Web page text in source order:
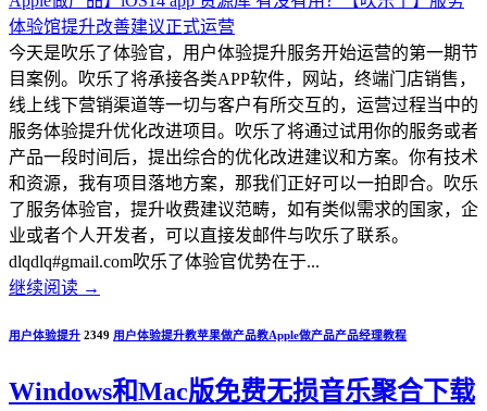
今天是吹乐了体验官，用户体验提升服务开始运营的第一期节
目案例。吹乐了将承接各类APP软件，网站，终端门店销售，
线上线下营销渠道等一切与客户有所交互的，运营过程当中的
服务体验提升优化改进项目。吹乐了将通过试用你的服务或者
产品一段时间后，提出综合的优化改进建议和方案。你有技术
和资源，我有项目落地方案，那我们正好可以一拍即合。吹乐
了服务体验官，提升收费建议范畴，如有类似需求的国家，企
业或者个人开发者，可以直接发邮件与吹乐了联系。
dlqdlq#gmail.com吹乐了体验官优势在于...
继续阅读 →
用户体验提升 2349 用户体验提升教苹果做产品教Apple做产品产品经理教程
​Windows和Mac版免费无损音乐聚合下载